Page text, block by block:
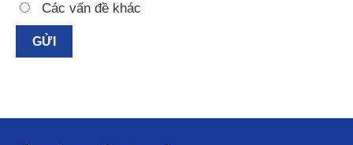
Các vấn đề khác